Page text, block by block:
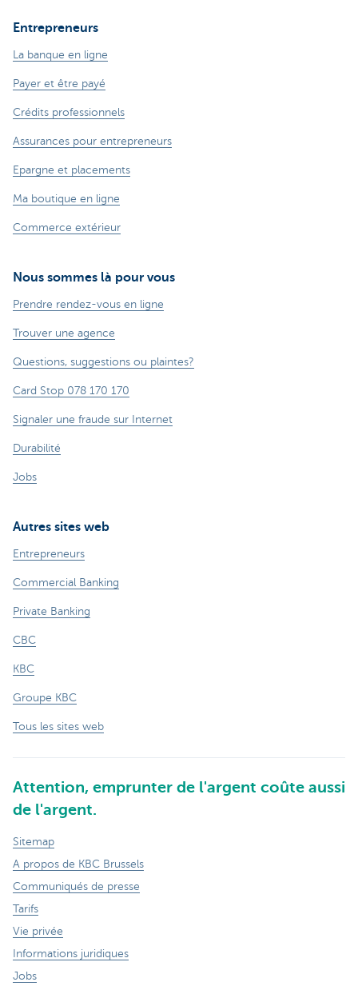
Entrepreneurs
La banque en ligne
Payer et être payé
Crédits professionnels
Assurances pour entrepreneurs
Epargne et placements
Ma boutique en ligne
Commerce extérieur
Nous sommes là pour vous
Prendre rendez-vous en ligne
Trouver une agence
Questions, suggestions ou plaintes?
Card Stop 078 170 170
Signaler une fraude sur Internet
Durabilité
Jobs
Autres sites web
Entrepreneurs
Commercial Banking
Private Banking
CBC
KBC
Groupe KBC
Tous les sites web
Attention, emprunter de l'argent coûte aussi
de l'argent.
Sitemap
A propos de KBC Brussels
Communiqués de presse
Tarifs
Vie privée
Informations juridiques
Jobs